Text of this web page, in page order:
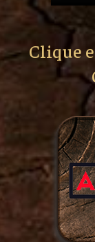
Clique